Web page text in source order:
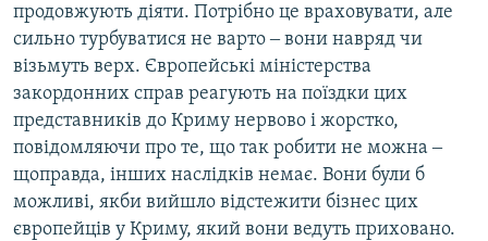
продовжують діяти. Потрібно це враховувати, але
сильно турбуватися не варто ‒ вони навряд чи
візьмуть верх. Європейські міністерства
закордонних справ реагують на поїздки цих
представників до Криму нервово і жорстко,
повідомляючи про те, що так робити не можна ‒
щоправда, інших наслідків немає. Вони були б
можливі, якби вийшло відстежити бізнес цих
європейців у Криму, який вони ведуть приховано.